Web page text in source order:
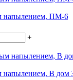
напылением, ПМ-6
+
напылением, В дом